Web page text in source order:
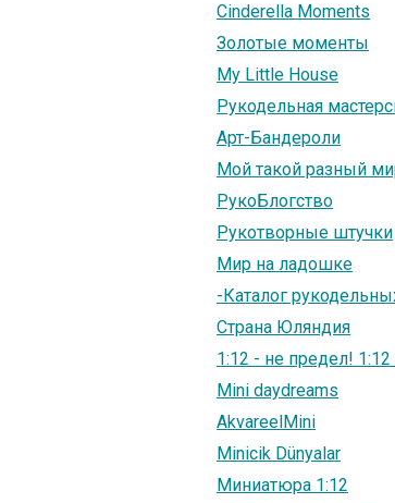
Cinderella Moments
Золотые моменты
My Little House
Рукодельная
Арт-Бандероли
Мой такой разный
РукоБлогство
Рукотворные штучки
Мир на ладошке
-Каталог
Страна Юляндия
1:12 - не предел!
Mini daydreams
AkvareelMini
Minicik Dünyalar
Миниатюра 1:12